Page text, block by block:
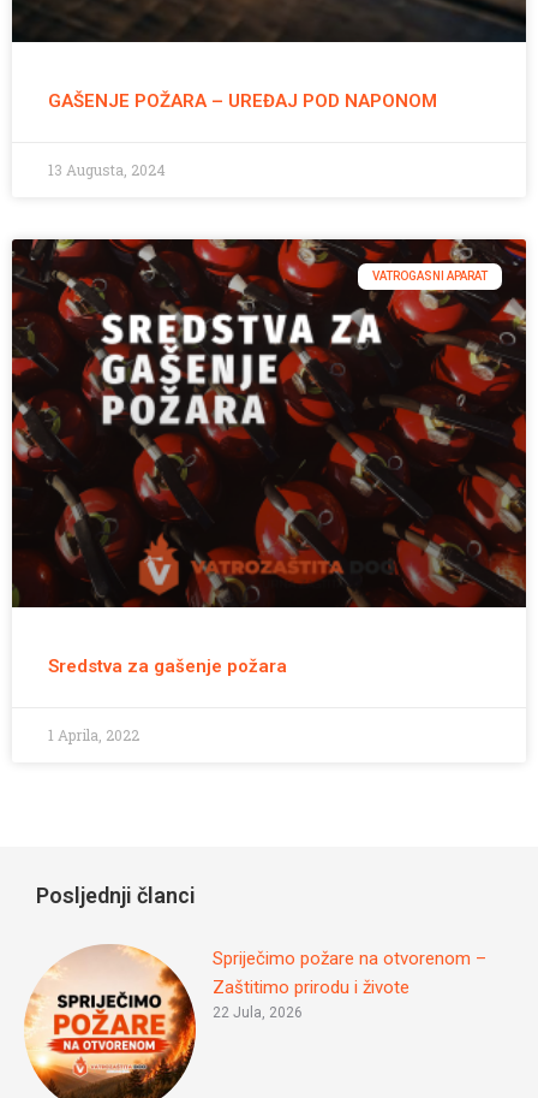
GAŠENJE POŽARA – UREĐAJ POD NAPONOM
13 Augusta, 2024
VATROGASNI APARAT
Sredstva za gašenje požara
1 Aprila, 2022
Posljednji članci
Spriječimo požare na otvorenom –
Zaštitimo prirodu i živote
22 Jula, 2026